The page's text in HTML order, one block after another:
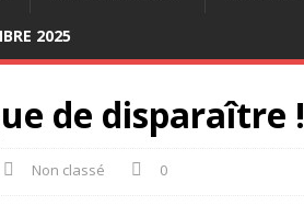
2025
de disparaître
Non classé 0